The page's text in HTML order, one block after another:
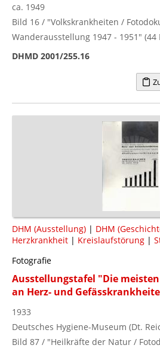
ca. 1949
Bild 16 / "Volkskrankheiten /
Wanderausstellung 1947 - 1951" (44
DHMD 2001/255.16
DHM (Ausstellung) | DHM
Herzkrankheit | Kreislaufstörung |
Fotografie
Ausstellungstafel "Die
an Herz- und
1933
Deutsches Hygiene-Museum (Dt.
Bild 87 / "Heilkräfte der Natur /